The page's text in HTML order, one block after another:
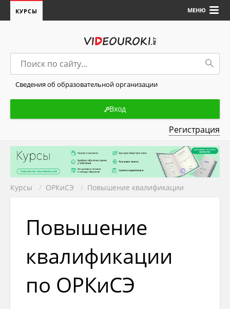
МЕНЮ
КУРСЫ
Сведения об образовательной организации
Вход
Регистрация
Курсы / ОРКиСЭ / Повышение квалификации
Повышение
квалификации
по ОРКиСЭ